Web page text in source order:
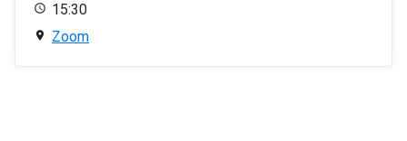
15:30
Zoom